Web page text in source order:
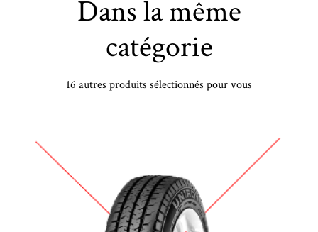
Dans la même
catégorie
16 autres produits sélectionnés pour vous